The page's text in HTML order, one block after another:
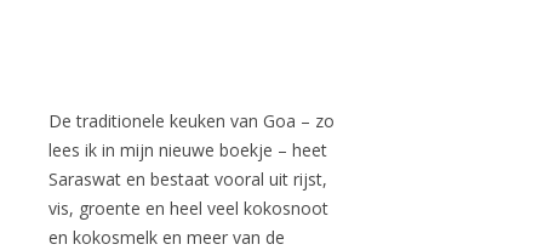
De traditionele keuken van Goa – zo
lees ik in mijn nieuwe boekje – heet
Saraswat en bestaat vooral uit rijst,
vis, groente en heel veel kokosnoot
en kokosmelk en meer van de